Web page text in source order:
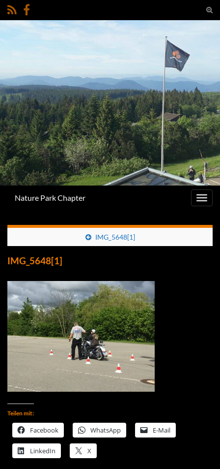
Search for:
Nature Park Chapter
IMG_5648[1]
IMG_5648[1]
Teilen mit:
Facebook WhatsApp E-Mail
LinkedIn X